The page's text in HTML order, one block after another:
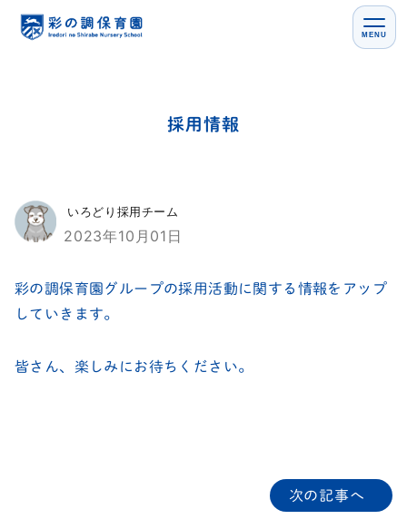
MENU
採用情報
いろどり採用チーム
2023年10月01日
彩の調保育園グループの採用活動に関する情報をアップ
していきます。
皆さん、楽しみにお待ちください。
次の記事へ